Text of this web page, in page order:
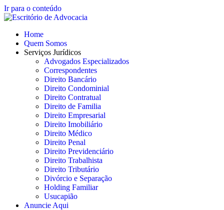
Ir para o conteúdo
Home
Quem Somos
Serviços Jurídicos
Advogados Especializados
Correspondentes
Direito Bancário
Direito Condominial
Direito Contratual
Direito de Familia
Direito Empresarial
Direito Imobiliário
Direito Médico
Direito Penal
Direito Previdenciário
Direito Trabalhista
Direito Tributário
Divórcio e Separação
Holding Familiar
Usucapião
Anuncie Aqui